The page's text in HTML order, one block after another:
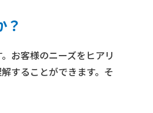
？
お客様のニーズをヒアリ
することができます。そ